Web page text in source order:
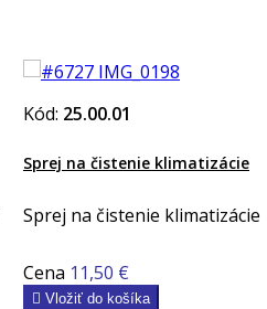
Kód: 25.00.01
Sprej na čistenie klimatizácie
Sprej na čistenie klimatizácie
Cena 11,50 €
 Vložiť do košíka